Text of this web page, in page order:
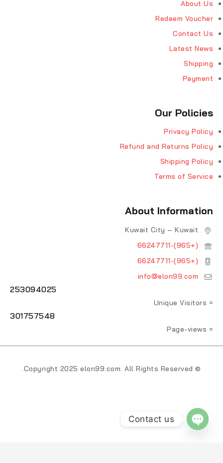
About Us
Redeem Voucher
Contact Us
Latest News
Shipping
Payment
Our Policies
Privacy Policy
Refund and Returns Policy
Shipping Policy
Terms of Service
About Information
Kuwait City – Kuwait
(+965)-66247711
(+965)-66247711
info@elon99.com
253094025
= Unique Visitors
301757548
= Page-views
© Copyright 2025 elon99.com. All Rights Reserved.
Contact us